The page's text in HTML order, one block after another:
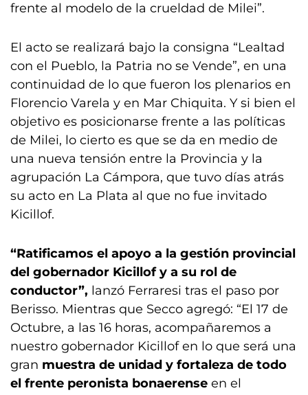
frente al modelo de la crueldad de Milei”.
El acto se realizará bajo la consigna “Lealtad
con el Pueblo, la Patria no se Vende”, en una
continuidad de lo que fueron los plenarios en
Florencio Varela y en Mar Chiquita. Y si bien el
objetivo es posicionarse frente a las políticas
de Milei, lo cierto es que se da en medio de
una nueva tensión entre la Provincia y la
agrupación La Cámpora, que tuvo días atrás
su acto en La Plata al que no fue invitado
Kicillof.
“Ratificamos el apoyo a la gestión provincial
del gobernador Kicillof y a su rol de
conductor”, lanzó Ferraresi tras el paso por
Berisso. Mientras que Secco agregó: “El 17 de
Octubre, a las 16 horas, acompañaremos a
nuestro gobernador Kicillof en lo que será una
gran muestra de unidad y fortaleza de todo
el frente peronista bonaerense en el